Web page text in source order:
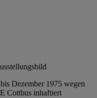
Dezember 1975 wegen
Cottbus inhaftiert